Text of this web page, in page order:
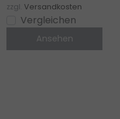
zzgl. Versandkosten
Vergleichen
Ansehen